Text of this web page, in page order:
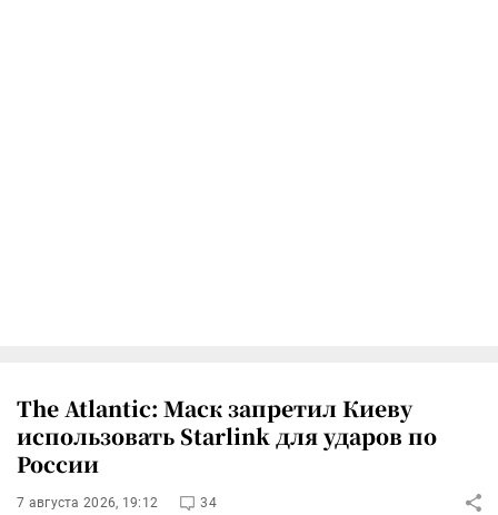
The Atlantic: Маск запретил Киеву
использовать Starlink для ударов по
России
7 августа 2026, 19:12 34